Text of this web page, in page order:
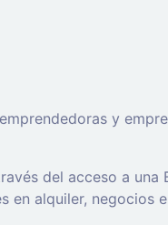
y
del acceso a
en alquiler, negocios